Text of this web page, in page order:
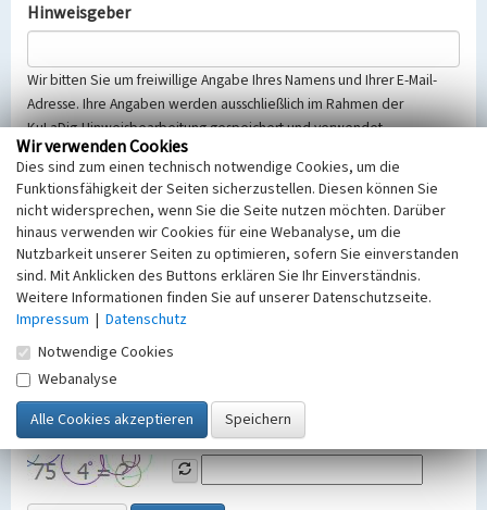
Hinweisgeber
Wir bitten Sie um freiwillige Angabe Ihres Namens und Ihrer E-Mail-
Adresse. Ihre Angaben werden ausschließlich im Rahmen der
KuLaDig-Hinweisbearbeitung gespeichert und verwendet.
Selbstverständlich werden diese entsprechend der Vorschriften des
Telemediengesetzes, des Datenschutzgesetzes NRW und der seit
dem 25.05.2018 gültigen Europäischen Datenschutzgrundverordnung
(EU-DSGVO) vertraulich behandelt, beachten Sie bitte unsere
Hinweise zumDatenschutz
Nachricht
SicherheitsabfrageTragen Sie unten das Rechenergebnis aus der
Grafik ein
Wir verwenden Cookies
Dies sind zum einen technisch notwendige Cookies, um die
Funktionsfähigkeit der Seiten sicherzustellen. Diesen können Sie
nicht widersprechen, wenn Sie die Seite nutzen möchten. Darüber
hinaus verwenden wir Cookies für eine Webanalyse, um die
Nutzbarkeit unserer Seiten zu optimieren, sofern Sie einverstanden
sind. Mit Anklicken des Buttons erklären Sie Ihr Einverständnis.
Weitere Informationen finden Sie auf unserer Datenschutzseite.
Impressum | Datenschutz
Notwendige Cookies
Webanalyse